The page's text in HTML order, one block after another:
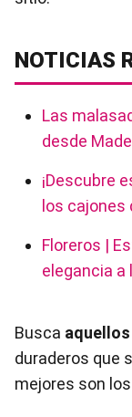
NOTICIAS
Las
desde
¡Descubre
los cajones
Floreros |
elegancia a
Busca
duraderos que
mejores son